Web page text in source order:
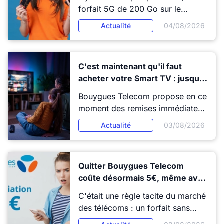
forfait 5G de 200 Go sur le
réseau Orange coûtait 9,99€.
Aujourd'hui, il s'affiche à 11,99€ :
est-ce encore une bonne affaire ?
Actualité 04/08/2026
C'est maintenant qu'il faut
acheter votre Smart TV : jusqu'à
Bouygues Telecom
Bouygues Telecom propose en ce
moment des remises immédiates
pouvant atteindre 80 % sur une
sélection de Smart TV Samsung,
pour toute souscription à une
directement appliquées au
moment de la commande, sans
ODR ni délai d'attente. Si vous
envisagiez de renouveler votre
téléviseur, le calendrier est
Actualité 03/08/2026
Quitter Bouygues Telecom
coûte désormais 5€, même avec
un forfait sans engagement
C'était une règle tacite du marché
des télécoms : un forfait sans
engagement, ça se résilie sans